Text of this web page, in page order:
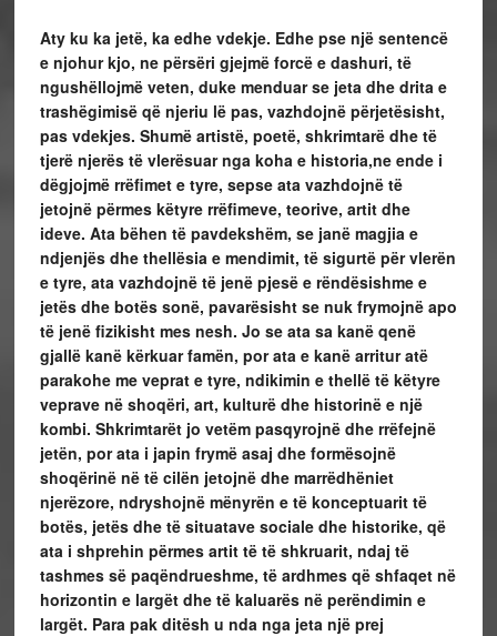
Aty ku ka jetë, ka edhe vdekje. Edhe pse një sentencë
e njohur kjo, ne përsëri gjejmë forcë e dashuri, të
ngushëllojmë veten, duke menduar se jeta dhe drita e
trashëgimisë që njeriu lë pas, vazhdojnë përjetësisht,
pas vdekjes. Shumë artistë, poetë, shkrimtarë dhe të
tjerë njerës të vlerësuar nga koha e historia,ne ende i
dëgjojmë rrëfimet e tyre, sepse ata vazhdojnë të
jetojnë përmes këtyre rrëfimeve, teorive, artit dhe
ideve. Ata bëhen të pavdekshëm, se janë magjia e
ndjenjës dhe thellësia e mendimit, të sigurtë për vlerën
e tyre, ata vazhdojnë të jenë pjesë e rëndësishme e
jetës dhe botës sonë, pavarësisht se nuk frymojnë apo
të jenë fizikisht mes nesh. Jo se ata sa kanë qenë
gjallë kanë kërkuar famën, por ata e kanë arritur atë
parakohe me veprat e tyre, ndikimin e thellë të këtyre
veprave në shoqëri, art, kulturë dhe historinë e një
kombi. Shkrimtarët jo vetëm pasqyrojnë dhe rrëfejnë
jetën, por ata i japin frymë asaj dhe formësojnë
shoqërinë në të cilën jetojnë dhe marrëdhëniet
njerëzore, ndryshojnë mënyrën e të konceptuarit të
botës, jetës dhe të situatave sociale dhe historike, që
ata i shprehin përmes artit të të shkruarit, ndaj të
tashmes së paqëndrueshme, të ardhmes që shfaqet në
horizontin e largët dhe të kaluarës në perëndimin e
largët. Para pak ditësh u nda nga jeta një prej